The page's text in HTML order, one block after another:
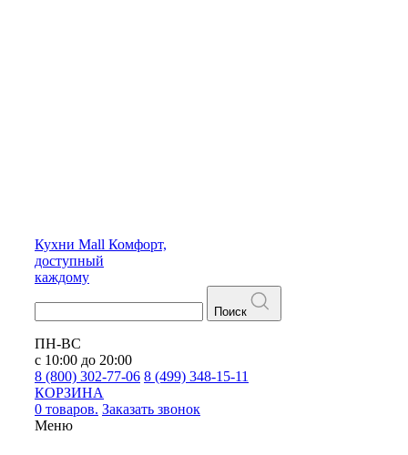
Кухни Mall Комфорт,
доступный
каждому
Поиск
ПН-ВС
с 10:00 до 20:00
8 (800) 302-77-06 8 (499) 348-15-11
КОРЗИНА
0 товаров. Заказать звонок
Меню